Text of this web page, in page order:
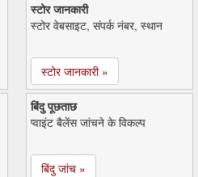
स्टोर जानकारी
स्टोर वेबसाइट, संपर्क नंबर, स्थान
स्टोर जानकारी »
बिंदु पूछताछ
प्वाइंट बैलेंस जांचने के विकल्प
बिंदु जांच »